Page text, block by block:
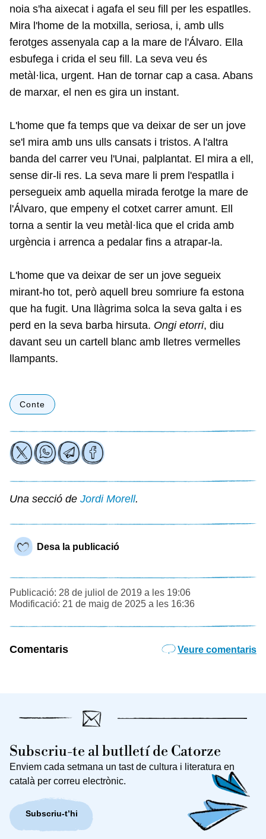
noia s'ha aixecat i agafa el seu fill per les espatlles.
Mira l'home de la motxilla, seriosa, i, amb ulls
ferotges assenyala cap a la mare de l'Álvaro. Ella
esbufega i crida el seu fill. La seva veu és
metàl·lica, urgent. Han de tornar cap a casa. Abans
de marxar, el nen es gira un instant.
L'home que fa temps que va deixar de ser un jove
se'l mira amb uns ulls cansats i tristos. A l'altra
banda del carrer veu l'Unai, palplantat. El mira a ell,
sense dir-li res. La seva mare li prem l'espatlla i
persegueix amb aquella mirada ferotge la mare de
l'Álvaro, que empeny el cotxet carrer amunt. Ell
torna a sentir la veu metàl·lica que el crida amb
urgència i arrenca a pedalar fins a atrapar-la.
L'home que va deixar de ser un jove segueix
mirant-ho tot, però aquell breu somriure fa estona
que ha fugit. Una llàgrima solca la seva galta i es
perd en la seva barba hirsuta. Ongi etorri, diu
davant seu un cartell blanc amb lletres vermelles
llampants.
Conte
Una secció de Jordi Morell.
Desa la publicació
Publicació: 28 de juliol de 2019 a les 19:06
Modificació: 21 de maig de 2025 a les 16:36
Comentaris Veure comentaris
Subscriu-te al butlletí de Catorze
Enviem cada setmana un tast de cultura i literatura en
català per correu electrònic.
Subscriu-t’hi